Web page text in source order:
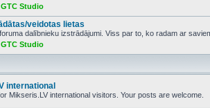
GTC Studio
veidotas lietas
dalībnieku izstrādājumi. Viss par to, ko radam ar
GTC Studio
international
Mikseris.LV international visitors. Your posts are welcome.